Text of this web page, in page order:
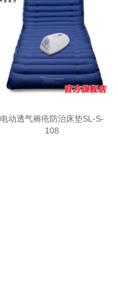
电动透气褥疮防治床垫SL-S-
108